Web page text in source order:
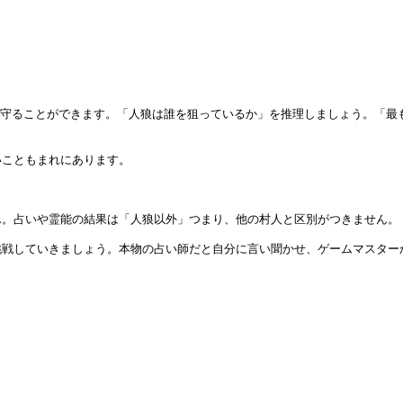
ことができます。「人狼は誰を狙っているか」を推理しましょう。「
ともまれにあります。
いや霊能の結果は「人狼以外」つまり、他の村人と区別がつきません。
していきましょう。本物の占い師だと自分に言い聞かせ、ゲームマスタ